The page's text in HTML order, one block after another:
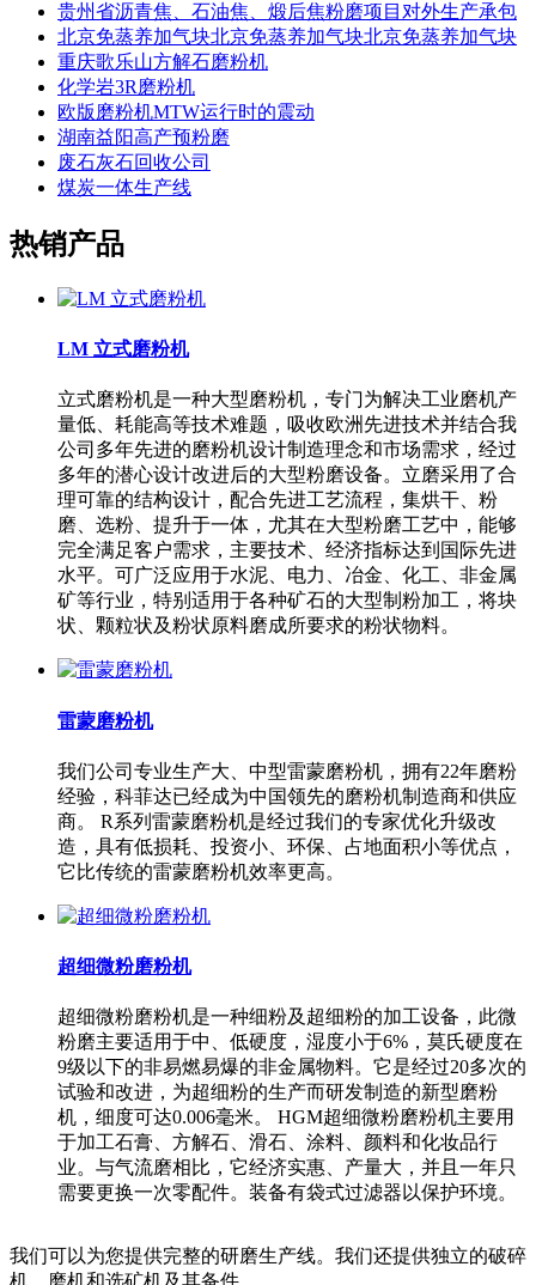
贵州省沥青焦、石油焦、煅后焦粉磨项目对外生产承包
北京免蒸养加气块北京免蒸养加气块北京免蒸养加气块
重庆歌乐山方解石磨粉机
化学岩3R磨粉机
欧版磨粉机MTW运行时的震动
湖南益阳高产预粉磨
废石灰石回收公司
煤炭一体生产线
热销产品
LM 立式磨粉机
立式磨粉机是一种大型磨粉机，专门为解决工业磨机产
量低、耗能高等技术难题，吸收欧洲先进技术并结合我
公司多年先进的磨粉机设计制造理念和市场需求，经过
多年的潜心设计改进后的大型粉磨设备。立磨采用了合
理可靠的结构设计，配合先进工艺流程，集烘干、粉
磨、选粉、提升于一体，尤其在大型粉磨工艺中，能够
完全满足客户需求，主要技术、经济指标达到国际先进
水平。可广泛应用于水泥、电力、冶金、化工、非金属
矿等行业，特别适用于各种矿石的大型制粉加工，将块
状、颗粒状及粉状原料磨成所要求的粉状物料。
雷蒙磨粉机
我们公司专业生产大、中型雷蒙磨粉机，拥有22年磨粉
经验，科菲达已经成为中国领先的磨粉机制造商和供应
商。 R系列雷蒙磨粉机是经过我们的专家优化升级改
造，具有低损耗、投资小、环保、占地面积小等优点，
它比传统的雷蒙磨粉机效率更高。
超细微粉磨粉机
超细微粉磨粉机是一种细粉及超细粉的加工设备，此微
粉磨主要适用于中、低硬度，湿度小于6%，莫氏硬度在
9级以下的非易燃易爆的非金属物料。它是经过20多次的
试验和改进，为超细粉的生产而研发制造的新型磨粉
机，细度可达0.006毫米。 HGM超细微粉磨粉机主要用
于加工石膏、方解石、滑石、涂料、颜料和化妆品行
业。与气流磨相比，它经济实惠、产量大，并且一年只
需要更换一次零配件。装备有袋式过滤器以保护环境。
我们可以为您提供完整的研磨生产线。我们还提供独立的破碎